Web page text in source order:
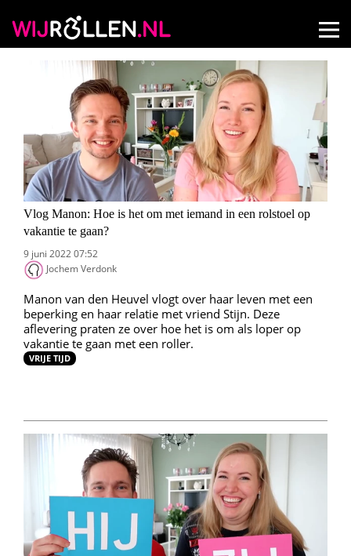
Vlog Manon: Hoe is het om met iemand in een rolstoel op
vakantie te gaan?
9 juni 2022 07:52
Jochem Verdonk
Manon van den Heuvel vlogt over haar leven met een
beperking en haar relatie met vriend Stijn. Deze
aflevering praten ze over hoe het is om als loper op
vakantie te gaan met een roller.
VRIJE TIJD